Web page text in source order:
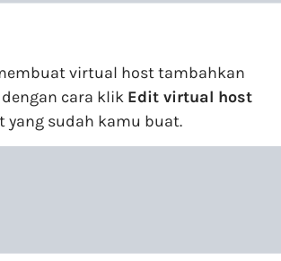
virtual host tambahkan
cara klik Edit virtual host
yang sudah kamu buat.